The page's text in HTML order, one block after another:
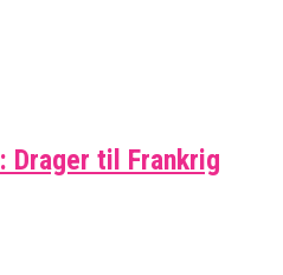
Drager til Frankrig